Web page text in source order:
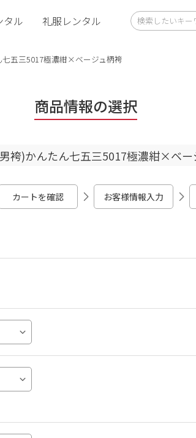
タル 礼服レンタル
七五三5017極濃紺×ベージュ柄袴
商品情報の選択
男袴)かんたん七五三5017極濃紺×ベ
カートを確認 お客様情報入力